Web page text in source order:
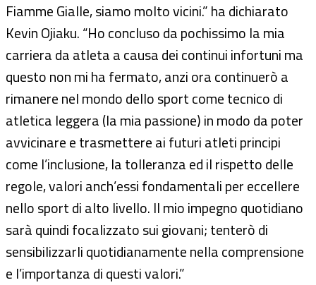
Fiamme Gialle, siamo molto vicini.” ha dichiarato
Kevin Ojiaku. “Ho concluso da pochissimo la mia
carriera da atleta a causa dei continui infortuni ma
questo non mi ha fermato, anzi ora continuerò a
rimanere nel mondo dello sport come tecnico di
atletica leggera (la mia passione) in modo da poter
avvicinare e trasmettere ai futuri atleti principi
come l’inclusione, la tolleranza ed il rispetto delle
regole, valori anch’essi fondamentali per eccellere
nello sport di alto livello. Il mio impegno quotidiano
sarà quindi focalizzato sui giovani; tenterò di
sensibilizzarli quotidianamente nella comprensione
e l’importanza di questi valori.”